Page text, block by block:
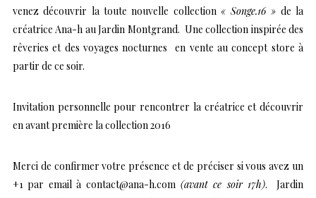
venez découvrir la toute nouvelle collection « Songe.16 » de la
créatrice Ana-h au Jardin Montgrand. Une collection inspirée des
rêveries et des voyages nocturnes en vente au concept store à
partir de ce soir.
Invitation personnelle pour rencontrer la créatrice et découvrir
en avant première la collection 2016
Merci de confirmer votre présence et de préciser si vous avez un
+1 par email à contact@ana-h.com(avant ce soir 17h). Jardin